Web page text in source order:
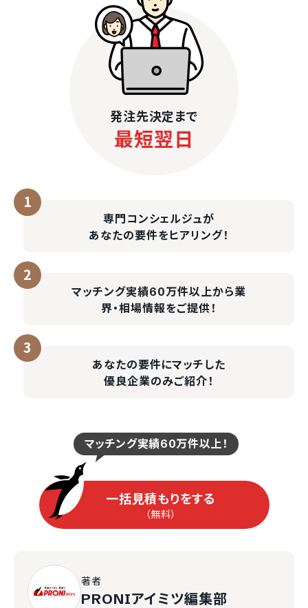
発注先決定まで
最短翌日
専門コンシェルジュが
あなたの要件をヒアリング！
マッチング実績60万件以上から業
界・相場情報をご提供！
あなたの要件にマッチした
優良企業のみご紹介！
マッチング実績60万件以上！
一括見積もりをする
（無料）
著者
PRONIアイミツ編集部